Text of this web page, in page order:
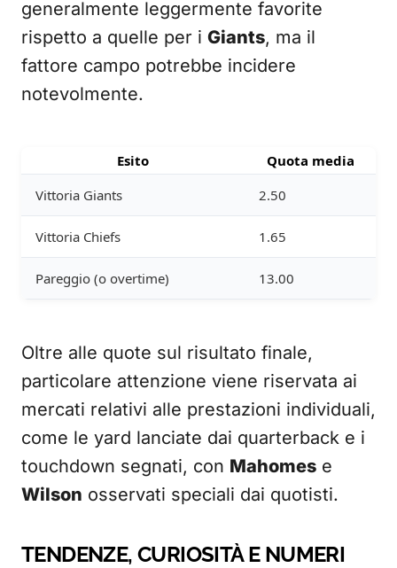
generalmente leggermente favorite
rispetto a quelle per i Giants, ma il
fattore campo potrebbe incidere
notevolmente.
Esito
Quota media
Vittoria Giants
2.50
Vittoria Chiefs 1.65
Pareggio (o overtime) 13.00
Oltre alle quote sul risultato finale,
particolare attenzione viene riservata ai
mercati relativi alle prestazioni individuali,
come le yard lanciate dai quarterback e i
touchdown segnati, con Mahomes e
Wilson osservati speciali dai quotisti.
TENDENZE, CURIOSITÀ E NUMERI